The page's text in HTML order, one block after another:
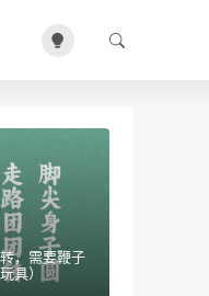
，需要鞭子
具）